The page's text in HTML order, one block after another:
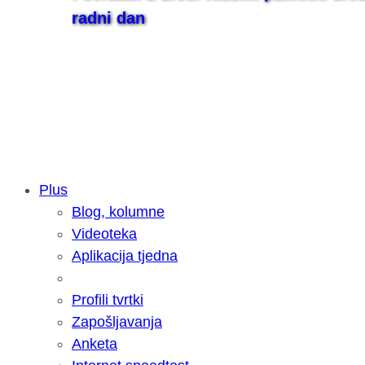
radni dan
Samsung otkrio kako je nastajala
razvoja donijelo tanje i izdržljivije
Plus
Blog, kolumne
Videoteka
Aplikacija tjedna
Profili tvrtki
Zapošljavanja
Anketa